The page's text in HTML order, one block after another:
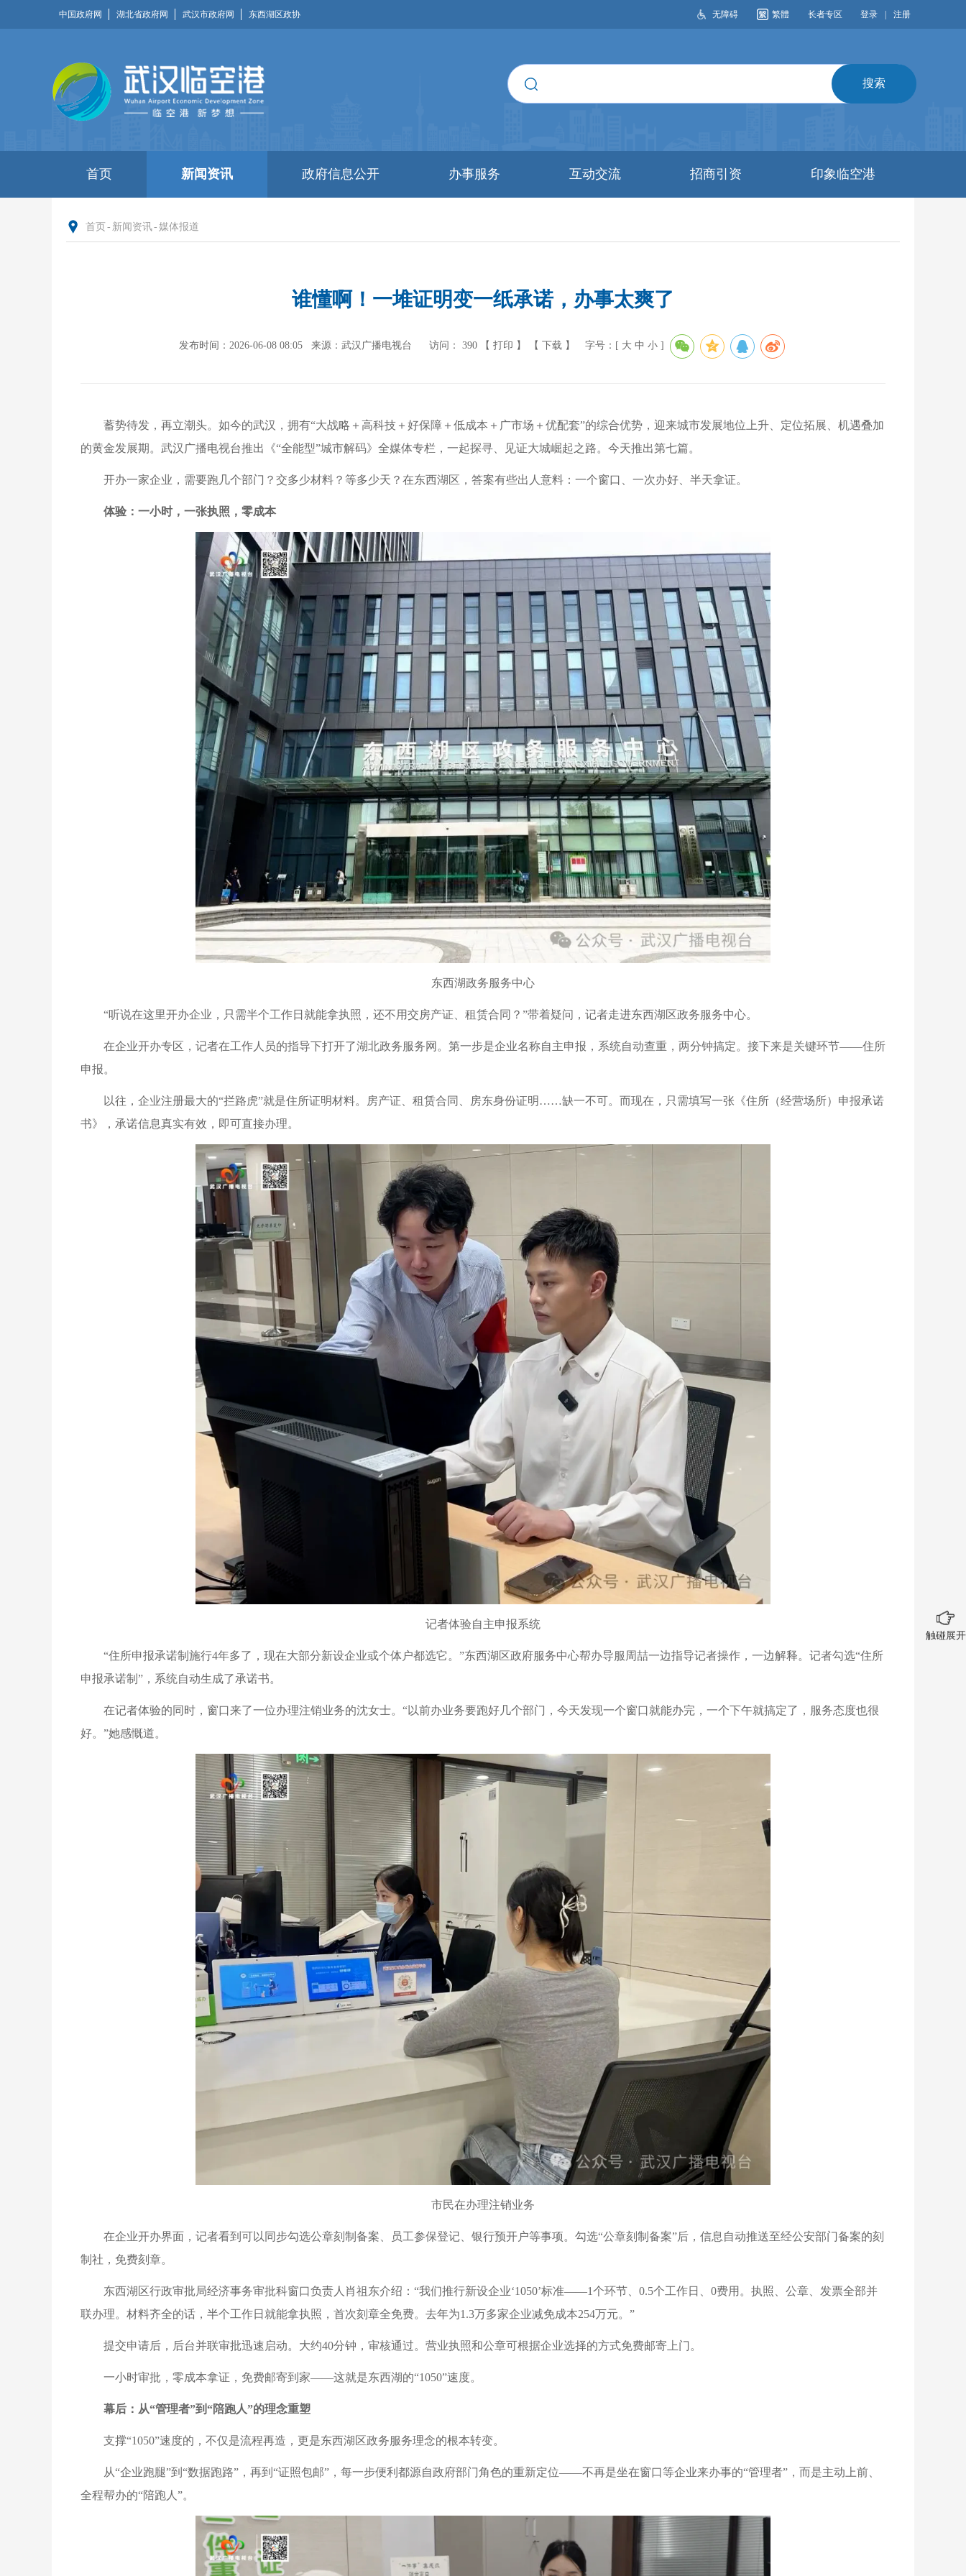
中国政府网 湖北省政府网 武汉市政府网 东西湖区政协 无障碍 繁體 长者专区 登录 注册
搜索
首页 新闻资讯 政府信息公开 办事服务 互动交流 招商引资 印象临空港
首页 - 新闻资讯- 媒体报道
谁懂啊！一堆证明变一纸承诺，办事太爽了
发布时间：2026-06-08 08:05 来源：武汉广播电视台 访问： 390 【 打印 】 【 下载 】 字号：[ 大 中 小]
蓄势待发，再立潮头。如今的武汉，拥有“大战略＋高科技＋好保障＋低成本＋广市场＋优配套”的综合优势，迎来城市发展地位上升、定位拓展、机遇叠加
的黄金发展期。武汉广播电视台推出《“全能型”城市解码》全媒体专栏，一起探寻、见证大城崛起之路。今天推出第七篇。
开办一家企业，需要跑几个部门？交多少材料？等多少天？在东西湖区，答案有些出人意料：一个窗口、一次办好、半天拿证。
体验：一小时，一张执照，零成本
东西湖政务服务中心
“听说在这里开办企业，只需半个工作日就能拿执照，还不用交房产证、租赁合同？”带着疑问，记者走进东西湖区政务服务中心。
在企业开办专区，记者在工作人员的指导下打开了湖北政务服务网。第一步是企业名称自主申报，系统自动查重，两分钟搞定。接下来是关键环节——住所
申报。
以往，企业注册最大的“拦路虎”就是住所证明材料。房产证、租赁合同、房东身份证明……缺一不可。而现在，只需填写一张《住所（经营场所）申报承诺
书》，承诺信息真实有效，即可直接办理。
记者体验自主申报系统
“住所申报承诺制施行4年多了，现在大部分新设企业或个体户都选它。”东西湖区政府服务中心帮办导服周喆一边指导记者操作，一边解释。记者勾选“住所
申报承诺制”，系统自动生成了承诺书。
在记者体验的同时，窗口来了一位办理注销业务的沈女士。“以前办业务要跑好几个部门，今天发现一个窗口就能办完，一个下午就搞定了，服务态度也很
好。”她感慨道。
市民在办理注销业务
在企业开办界面，记者看到可以同步勾选公章刻制备案、员工参保登记、银行预开户等事项。勾选“公章刻制备案”后，信息自动推送至经公安部门备案的刻
制社，免费刻章。
东西湖区行政审批局经济事务审批科窗口负责人肖祖东介绍：“我们推行新设企业‘1050’标准——1个环节、0.5个工作日、0费用。执照、公章、发票全部并
联办理。材料齐全的话，半个工作日就能拿执照，首次刻章全免费。去年为1.3万多家企业减免成本254万元。”
提交申请后，后台并联审批迅速启动。大约40分钟，审核通过。营业执照和公章可根据企业选择的方式免费邮寄上门。
一小时审批，零成本拿证，免费邮寄到家——这就是东西湖的“1050”速度。
幕后：从“管理者”到“陪跑人”的理念重塑
支撑“1050”速度的，不仅是流程再造，更是东西湖区政务服务理念的根本转变。
从“企业跑腿”到“数据跑路”，再到“证照包邮”，每一步便利都源自政府部门角色的重新定位——不再是坐在窗口等企业来办事的“管理者”，而是主动上前、
全程帮办的“陪跑人”。
触碰展开